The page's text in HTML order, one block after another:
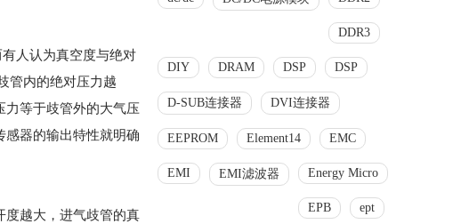
人认为真空度与绝对
管内的绝对压力越
力等于歧管外的大气压
感器的输出特性就明确
越大，进气歧管的真
DDR3
DIY DRAM DSP DSP
D-SUB连接器 DVI连接器
EEPROM Element14 EMC
EMI EMI滤波器 Energy Micro
EPB ept